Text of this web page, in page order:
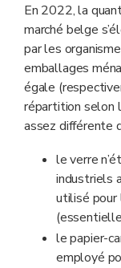
En 2022, la
marché belge
par les
emballages
égale
répartition selon
assez différente
le verre
industriels
utilisé pour
le papier-
employé